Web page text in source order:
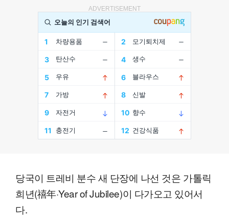
ADVERTISEMENT
당국이 트레비 분수 새 단장에 나선 것은 가톨릭
희년(禧年·Year of Jubilee)이 다가오고 있어서
다.